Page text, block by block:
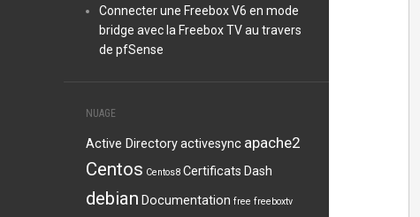
Connecter une Freebox V6 en mode
bridge avec la Freebox TV au travers
de pfSense
NUAGE
Active Directoryactivesync apache2
Centos Centos8 Certificats Dash
debian Documentation free freeboxtv